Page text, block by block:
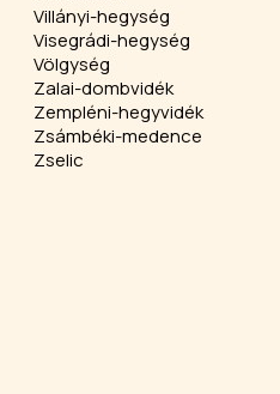
Villányi-hegység
Visegrádi-hegység
Völgység
Zalai-dombvidék
Zempléni-hegyvidék
Zsámbéki-medence
Zselic